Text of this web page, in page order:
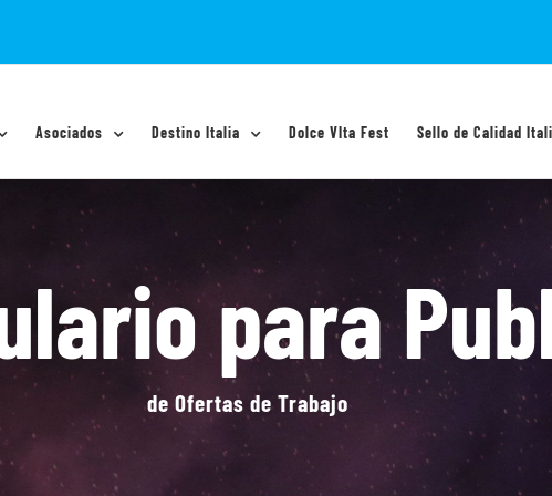
Asociados Destino Italia Dolce VIta Fest Sello de Calidad
para
de Ofertas de Trabajo